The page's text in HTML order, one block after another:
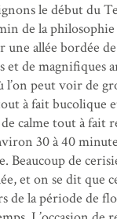
le début du
de la
une allée bordée
et de magnifiques
l’on peut voir de
à fait bucolique
calme tout à fait
30 à 40
Beaucoup de
et on se dit que
de la période de